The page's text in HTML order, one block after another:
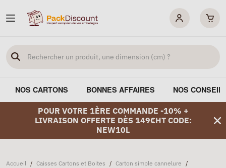
NOS CARTONS BONNES AFFAIRES NOS
POUR VOTRE 1ÈRE COMMANDE -10% +
LIVRAISON OFFERTE DÈS 149€HT CODE:
NEW10L
Accueil / Caisses Cartons et Boites / Carton simple cannelure /